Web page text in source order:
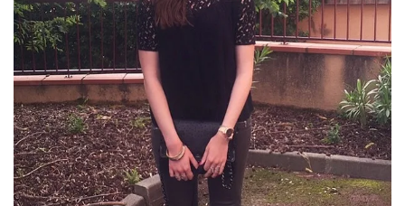
(478)
Tutoriels
(70)
Lifestyle
(154)
Bonnes
adresses/Evénements